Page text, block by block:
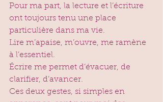
Pour ma part, la lecture et l’écriture
ont toujours tenu une place
particulière dans ma vie.
Lire m’apaise, m’ouvre, me ramène
à l’essentiel.
Écrire me permet d’évacuer, de
clarifier, d’avancer.
Ces deux gestes, si simples en